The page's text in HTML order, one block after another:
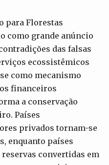
para Florestas
como grande anúncio
das falsas
ecossistêmicos
como mecanismo
financeiros
a conservação
Países
privados tornam-se
enquanto países
convertidas em